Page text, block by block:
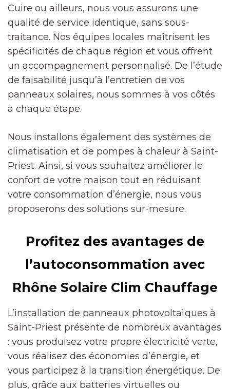
Cuire ou ailleurs, nous vous assurons une
qualité de service identique, sans sous-
traitance. Nos équipes locales maîtrisent les
spécificités de chaque région et vous offrent
un accompagnement personnalisé. De l’étude
de faisabilité jusqu’à l’entretien de vos
panneaux solaires, nous sommes à vos côtés
à chaque étape.
Nous installons également des systèmes de
climatisation et de pompes à chaleur à Saint-
Priest. Ainsi, si vous souhaitez améliorer le
confort de votre maison tout en réduisant
votre consommation d’énergie, nous vous
proposerons des solutions sur-mesure.
Profitez des avantages de
l’autoconsommation avec
Rhône Solaire Clim Chauffage
L’installation de panneaux photovoltaïques à
Saint-Priest présente de nombreux avantages
: vous produisez votre propre électricité verte,
vous réalisez des économies d’énergie, et
vous participez à la transition énergétique. De
plus, grâce aux batteries virtuelles ou